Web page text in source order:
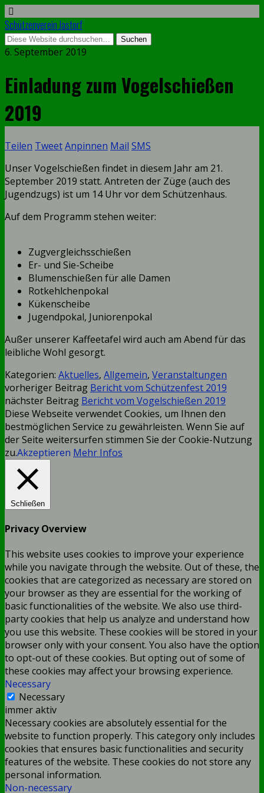
Schützenverein Jastorf
6. September 2019
Einladung zum Vogelschießen
2019
Teilen TweetAnpinnen Mail SMS
Unser Vogelschießen findet in diesem Jahr am 21.
September 2019 statt. Antreten der Züge (auch des
Jugendzugs) ist um 14 Uhr vor dem Schützenhaus.
Auf dem Programm stehen weiter:
Zugvergleichsschießen
Er- und Sie-Scheibe
Blumenschießen für alle Damen
Rotkehlchenpokal
Kükenscheibe
Jugendpokal, Juniorenpokal
Außer unserer Kaffeetafel wird auch am Abend für das
leibliche Wohl gesorgt.
Kategorien: Aktuelles, Allgemein, Veranstaltungen
vorheriger Beitrag Bericht vom Schützenfest 2019
nächster Beitrag Bericht vom Vogelschießen 2019
Diese Webseite verwendet Cookies, um Ihnen den
bestmöglichen Service zu gewährleisten. Wenn Sie auf
der Seite weitersurfen stimmen Sie der Cookie-Nutzung
zu.Akzeptieren Mehr Infos
Schließen
Privacy Overview
This website uses cookies to improve your experience
while you navigate through the website. Out of these, the
cookies that are categorized as necessary are stored on
your browser as they are essential for the working of
basic functionalities of the website. We also use third-
party cookies that help us analyze and understand how
you use this website. These cookies will be stored in your
browser only with your consent. You also have the option
to opt-out of these cookies. But opting out of some of
these cookies may affect your browsing experience.
Necessary
Necessary
immer aktiv
Necessary cookies are absolutely essential for the
website to function properly. This category only includes
cookies that ensures basic functionalities and security
features of the website. These cookies do not store any
personal information.
Non-necessary